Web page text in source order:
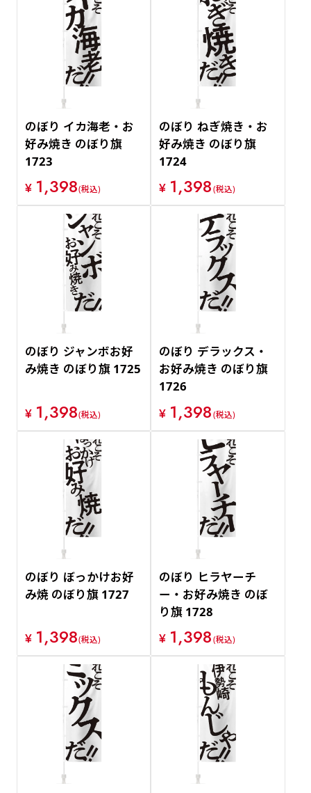
のぼり イカ海老・お
好み焼き のぼり旗
1723
¥ 1,398(税込)
のぼり ねぎ焼き・お
好み焼き のぼり旗
1724
¥ 1,398(税込)
のぼり ジャンボお好
み焼き のぼり旗 1725
¥ 1,398(税込)
のぼり デラックス・
お好み焼き のぼり旗
1726
¥ 1,398(税込)
のぼり ぼっかけお好
み焼 のぼり旗 1727
¥ 1,398(税込)
のぼり ヒラヤーチ
ー・お好み焼き のぼ
り旗 1728
¥ 1,398(税込)